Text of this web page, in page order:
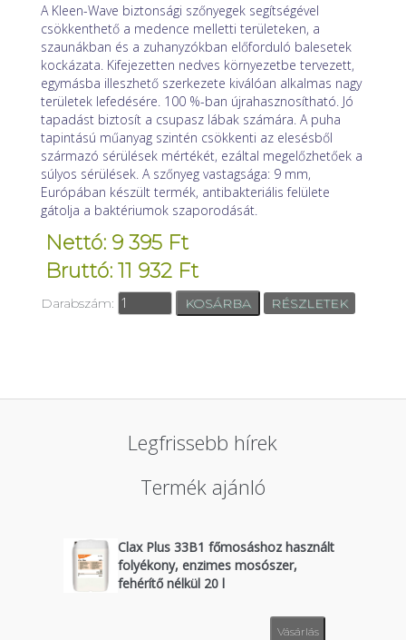
A Kleen-Wave biztonsági szőnyegek segítségével
csökkenthető a medence melletti területeken, a
szaunákban és a zuhanyzókban előforduló balesetek
kockázata. Kifejezetten nedves környezetbe tervezett,
egymásba illeszhető szerkezete kiválóan alkalmas nagy
területek lefedésére. 100 %-ban újrahasznosítható. Jó
tapadást biztosít a csupasz lábak számára. A puha
tapintású műanyag szintén csökkenti az elesésből
származó sérülések mértékét, ezáltal megelőzhetőek a
súlyos sérülések. A szőnyeg vastagsága: 9 mm,
Európában készült termék, antibakteriális felülete
gátolja a baktériumok szaporodását.
Nettó: 9 395 Ft
Bruttó: 11 932 Ft
Darabszám: RÉSZLETEK
Legfrissebb hírek
Termék ajánló
Clax Plus 33B1 főmosáshoz használt
folyékony, enzimes mosószer,
fehérítő nélkül 20 l
Vásárlás